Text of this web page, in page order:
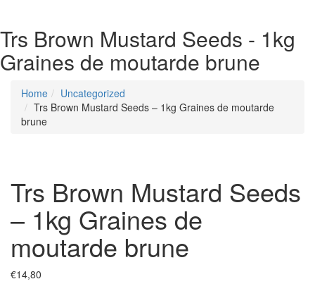
Trs Brown Mustard Seeds - 1kg
Graines de moutarde brune
Home
Uncategorized
Trs Brown Mustard Seeds – 1kg Graines de moutarde
brune
Trs Brown Mustard Seeds
– 1kg Graines de
moutarde brune
€14,80